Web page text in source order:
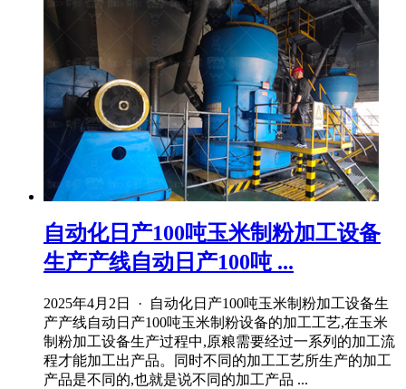
自动化日产100吨玉米制粉加工设备
生产产线自动日产100吨 ...
2025年4月2日 · 自动化日产100吨玉米制粉加工设备生
产产线自动日产100吨玉米制粉设备的加工工艺,在玉米
制粉加工设备生产过程中,原粮需要经过一系列的加工流
程才能加工出产品。同时不同的加工工艺所生产的加工
产品是不同的,也就是说不同的加工产品 ...